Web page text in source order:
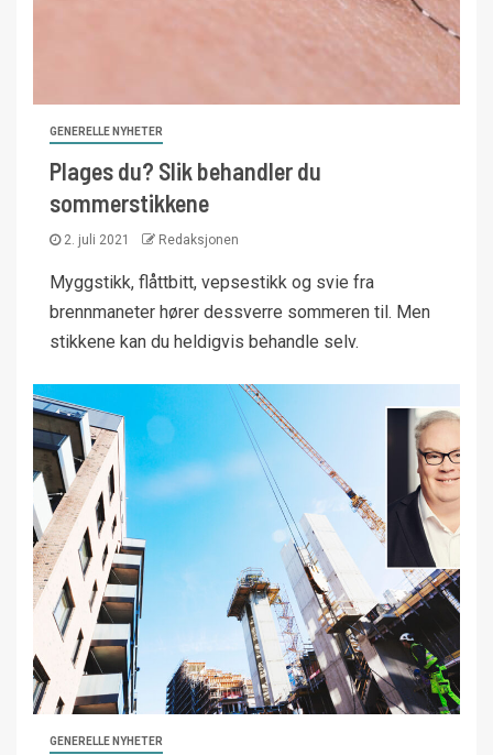
GENERELLE NYHETER
Plages du? Slik behandler du
sommerstikkene
2. juli 2021 Redaksjonen
Myggstikk, flåttbitt, vepsestikk og svie fra
brennmaneter hører dessverre sommeren til. Men
stikkene kan du heldigvis behandle selv.
GENERELLE NYHETER